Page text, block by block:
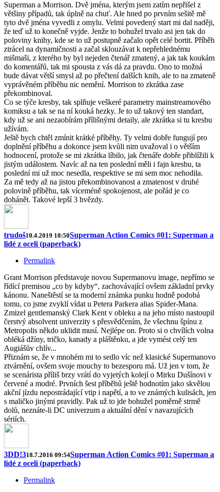
Superman a Morrison. Dvě jména, kterým jsem zatím nepřišel z
většiny případů, tak úplně na chuť. Ale hned po prvním sešitě mě
tyto dvě jména vyvedli z omylu. Velmi povedený start mi dal naději,
že teď už to konečně vyjde. Jenže to bohužel trvalo asi jen tak do
poloviny knihy, kde se to už postupně začalo opět celé bortit. Příběh
ztrácel na dynamičnosti a začal sklouzávat k nepřehlednému
mišmaši, z kterého by byl nejeden čtenář zmatený, a jak tak koukám
do komentářů, tak mi spousta z vás dá za pravdu. Ono to možná
bude dávat větší smysl až po přečtení dalších knih, ale to na zmateně
vyprávěném příběhu nic nemění. Morrison to zkrátka zase
překombinoval.
Co se týče kresby, tak splňuje veškeré parametry mainstreamového
komiksu a tak se na ní kouká hezky. Je to už takový ten standart,
kdy už se ani nezaobírám přílišnými detaily, ale zkrátka si tu kresbu
užívám.
Ještě bych chtěl zmínit krátké příběhy. Ty velmi dobře fungují pro
doplnění příběhu a dokonce jsem kvůli nim uvažoval i o větším
hodnocení, protože se mi zkrátka líbilo, jak čtenáře dobře přiblížili k
jistým událostem. Navíc až na ten poslední měli i fajn kresbu, ta
poslední mi už moc nesedla, respektive se mi sem moc nehodila.
Za mě tedy až na jistou překombinovanost a zmatenost v druhé
polovině příběhu, tak víceméně spokojenost, ale pořád je co
dohánět. Takové lepší 3 hvězdy.
trudoš10.4.2019 10:50Superman Action Comics #01: Superman a
lidé z oceli (paperback)
Permalink
Grant Morrison představuje novou Supermanovu image, nepřímo se
řídící premisou „co by kdyby“, zachovávající ovšem základní prvky
kánonu. Naneštěstí se ta moderní známka punku hodně podobá
tomu, co jsme zvyklí vídat u Petera Parkera alias Spider-Mana.
Zmizel gentlemanský Clark Kent v obleku a na jeho místo nastoupil
čerstvý absolvent univerzity s přesvědčením, že všechnu špínu z
Metropolis někdo uklidit musí. Nejlépe on. Proto si o chvílích volna
obléká džíny, tričko, kanady a pláštěnku, a jde vymést celý ten
Augiášův chlív...
Přiznám se, že v mnohém mi to sedlo víc než klasické Supermanovo
ztvárnění, ovšem svoje mouchy to bezesporu má. Už jen v tom, že
se scenárista příliš brzy vrátí do vyjetých kolejí o Mirku Dušínovi v
červené a modré. Prvních šest příběhů ještě hodnotím jako skvělou
akční jízdu nepostrádající vtip i napětí, a to ve známých kulisách, jen
s maličko jinými pravidly. Pak už to jde bohužel poměrně strmě
dolů, neznáte-li DC univerzum a aktuální dění v navazujících
sériích.
3DD!318.7.2016 09:54Superman Action Comics #01: Superman a
lidé z oceli (paperback)
Permalink